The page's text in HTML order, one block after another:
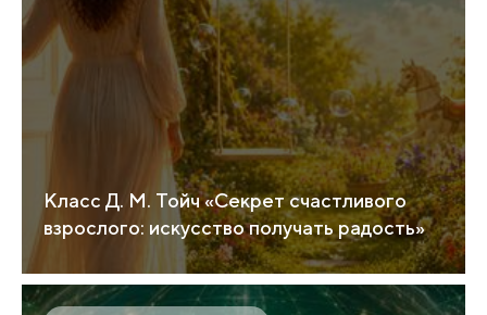
Класс Д. М. Тойч «Секрет счастливого
взрослого: искусство получать радость»